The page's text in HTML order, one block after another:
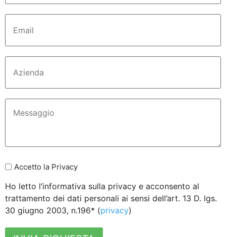
Accetto la Privacy
Ho letto l’informativa sulla privacy e acconsento al
trattamento dei dati personali ai sensi dell’art. 13 D. lgs.
30 giugno 2003, n.196* (privacy)